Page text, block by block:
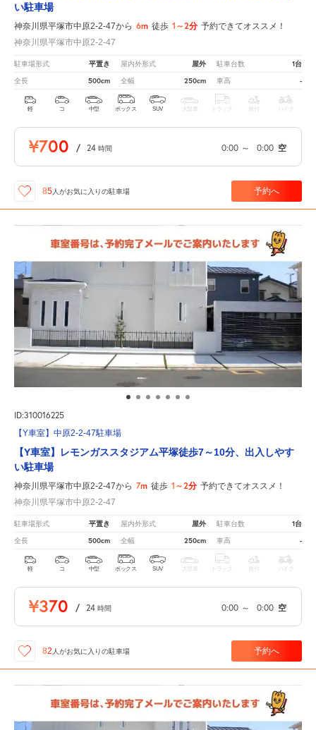
い駐車場
神奈川県平塚市中原2-2-47から 6m 徒歩 1～2分 予約できてオススメ！
神奈川県平塚市中原2-2-47
駐車場形式 平置き 屋内外形式 屋外 駐車台数 1台
全長 500cm 全幅 250cm 車高 -
軽 コ 中型 ボックス SUV 大型車 トラック 原付 バイク
¥700 / 24 時間 0:00 ～ 0:00 空
85 人がお気に入りの駐車場 予約へ
ID:310016225
【Y車室】中原2-2-47駐車場
【Y車室】レモンガススタジアム平塚徒歩7～10分、出入しやす
い駐車場
神奈川県平塚市中原2-2-47から 7m 徒歩 1～2分 予約できてオススメ！
神奈川県平塚市中原2-2-47
駐車場形式 平置き 屋内外形式 屋外 駐車台数 1台
全長 500cm 全幅 250cm 車高 -
軽 コ 中型 ボックス SUV 大型車 トラック 原付 バイク
¥370 / 24 時間 0:00 ～ 0:00 空
82 人がお気に入りの駐車場 予約へ